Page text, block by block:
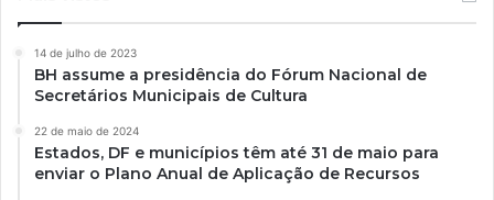
14 de julho de 2023
BH assume a presidência do Fórum Nacional de
Secretários Municipais de Cultura
22 de maio de 2024
Estados, DF e municípios têm até 31 de maio para
enviar o Plano Anual de Aplicação de Recursos